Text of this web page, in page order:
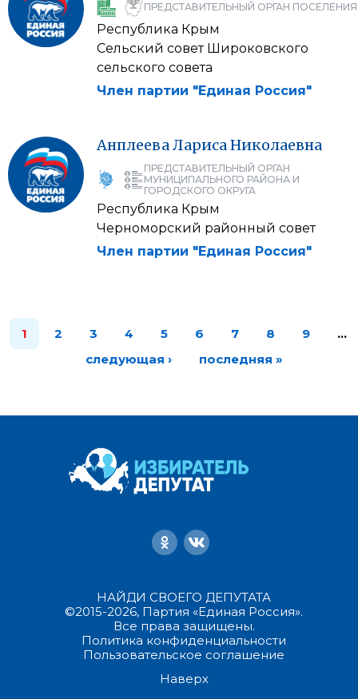
ПРЕДСТАВИТЕЛЬНЫЙ ОРГАН ПОСЕЛЕНИЯ
Республика Крым
Сельский совет Широковского
сельского совета
Член партии "Единая Россия"
АнплееваЛарисаНиколаевна
ПРЕДСТАВИТЕЛЬНЫЙ ОРГАН
МУНИЦИПАЛЬНОГО РАЙОНА И
ГОРОДСКОГО ОКРУГА
Республика Крым
Черноморский районный совет
Член партии "Единая Россия"
1 2 3 4 5 6 7 8 9
…
следующая ›
последняя »
НАЙДИ СВОЕГО ДЕПУТАТА
©2015-2026, Партия «Единая Россия».
Все права защищены.
Политика конфиденциальности
Пользовательское соглашение
Наверх